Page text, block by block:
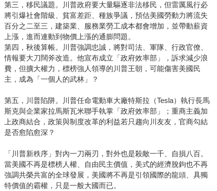
第三，移民議題。川普政府要大量驅逐非法移民，但雷厲風行必
將引爆社會階級、貧富差距、種族爭議，預估美國勞動力將流失
百分之二至三，建築業、服務業勞工成本都會增加，並帶動薪資
上漲，進而連動到物價上漲的通膨問題。
第四，秋後算帳。川普強調忠誠，將對司法、軍隊、行政官僚、
情報要大刀闊斧改造。他宣布成立「政府效率部」，訴求減少浪
費，但擴大權力，標榜強人領導的川普王朝，可能傷害美國民
主，成為「一個人的武林」？
第五，川普陷阱。川普任命電動車大廠特斯拉（Tesla）執行長馬
斯克與企業家拉馬斯瓦米聯手執掌「政府效率部」；重商主義加
上政商結合，政策與制度改革的利益若只趨向川友友，官商勾結
是否愈陷愈深？
「川普新秩序」對內一刀兩刃，對外也是殺敵一千、自損八百。
當美國不再是標榜人權、自由民主價值，美式的經濟脫鉤也不再
強調共榮共富的全球發展，美國將不再是引領國際的龍頭、具獨
特價值的霸權，只是一般大國而已。